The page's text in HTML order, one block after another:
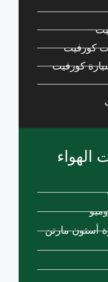
كورفيت
كورفيت
أستون مارتن